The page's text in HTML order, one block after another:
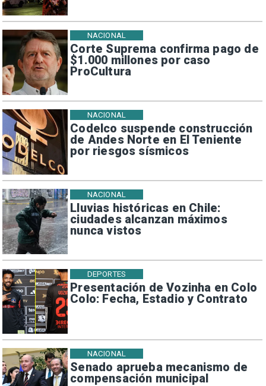
Corte Suprema confirma pago de
$1.000 millones por caso
ProCultura
NACIONAL
Codelco suspende construcción
de Andes Norte en El Teniente
por riesgos sísmicos
NACIONAL
Lluvias históricas en Chile:
ciudades alcanzan máximos
nunca vistos
NACIONAL
Presentación de Vozinha en Colo
Colo: Fecha, Estadio y Contrato
DEPORTES
Senado aprueba mecanismo de
compensación municipal
NACIONAL